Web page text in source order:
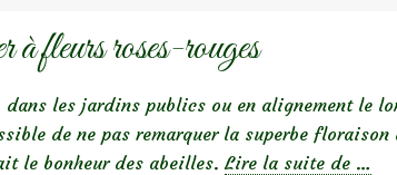
fleurs roses-rouges
les jardins publics ou en alignement le
de ne pas remarquer la superbe
le bonheur des abeilles. Lire la suite de …